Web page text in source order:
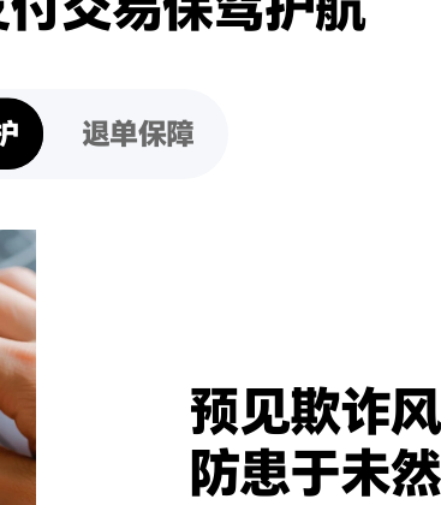
退单保障
预见欺诈风
防患于未然